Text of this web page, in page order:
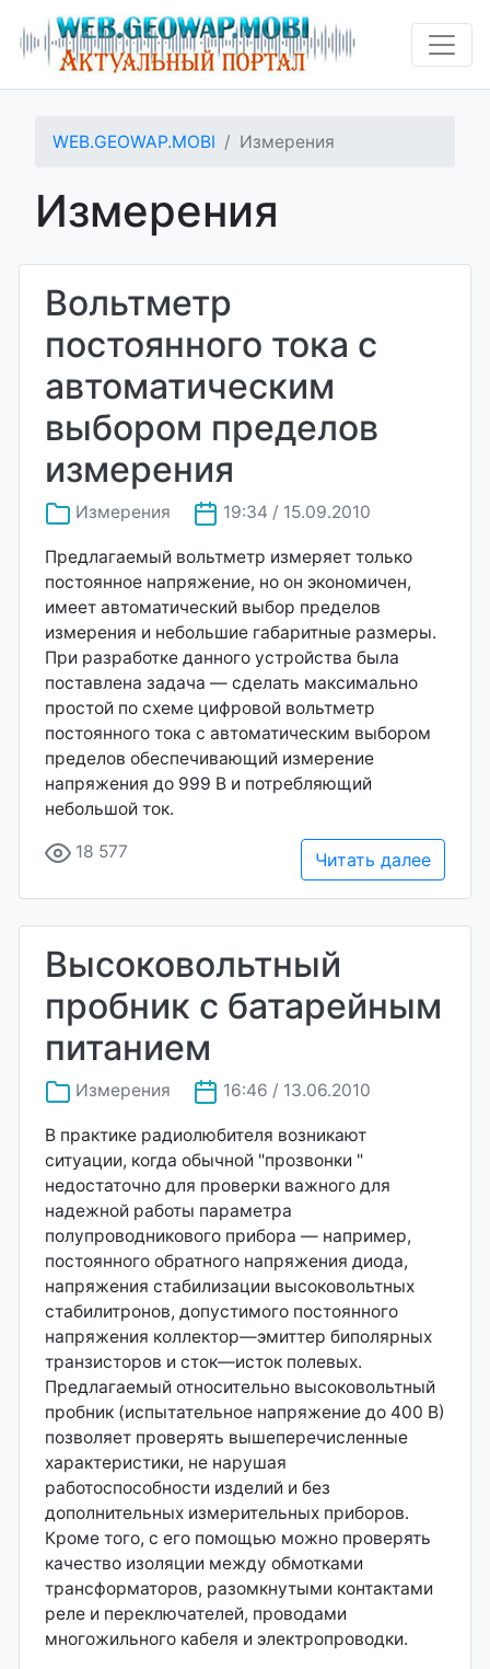
WEB.GEOWAP.MOBI Измерения
Измерения
Вольтметр
постоянного тока с
автоматическим
выбором пределов
измерения
Измерения 19:34 / 15.09.2010
Предлагаемый вольтметр измеряет только
постоянное напряжение, но он экономичен,
имеет автоматический выбор пределов
измерения и небольшие габаритные размеры.
При разработке данного устройства была
поставлена задача — сделать максимально
простой по схеме цифровой вольтметр
постоянного тока с автоматическим выбором
пределов обеспечивающий измерение
напряжения до 999 В и потребляющий
небольшой ток.
18 577 Читать далее
Высоковольтный
пробник с батарейным
питанием
Измерения 16:46 / 13.06.2010
В практике радиолюбителя возникают
ситуации, когда обычной "прозвонки "
недостаточно для проверки важного для
надежной работы параметра
полупроводникового прибора — например,
постоянного обратного напряжения диода,
напряжения стабилизации высоковольтных
стабилитронов, допустимого постоянного
напряжения коллектор—эмиттер биполярных
транзисторов и сток—исток полевых.
Предлагаемый относительно высоковольтный
пробник (испытательное напряжение до 400 В)
позволяет проверять вышеперечисленные
характеристики, не нарушая
работоспособности изделий и без
дополнительных измерительных приборов.
Кроме того, с его помощью можно проверять
качество изоляции между обмотками
трансформаторов, разомкнутыми контактами
реле и переключателей, проводами
многожильного кабеля и электропроводки.